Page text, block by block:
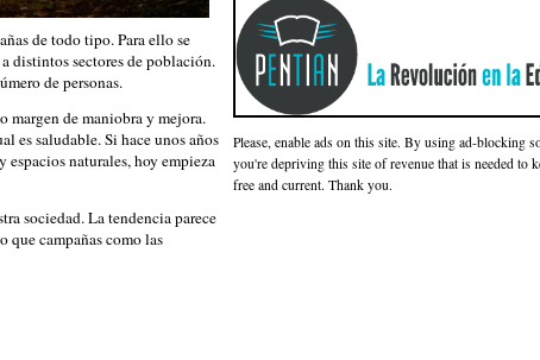
de todo tipo. Para ello se
distintos sectores de población.
de personas.
margen de maniobra y mejora.
es saludable. Si hace unos años
espacios naturales, hoy empieza
sociedad. La tendencia parece
que campañas como las
Please, enable ads on this site. By using ad-blocking
you're depriving this site of revenue that is needed to
free and current. Thank you.